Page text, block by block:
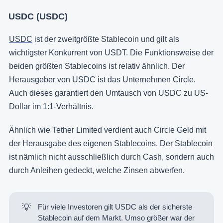
USDC (USDC)
USDC ist der zweitgrößte Stablecoin und gilt als
wichtigster Konkurrent von USDT. Die Funktionsweise der
beiden größten Stablecoins ist relativ ähnlich. Der
Herausgeber von USDC ist das Unternehmen Circle.
Auch dieses garantiert den Umtausch von USDC zu US-
Dollar im 1:1-Verhältnis.
Ähnlich wie Tether Limited verdient auch Circle Geld mit
der Herausgabe des eigenen Stablecoins. Der Stablecoin
ist nämlich nicht ausschließlich durch Cash, sondern auch
durch Anleihen gedeckt, welche Zinsen abwerfen.
💡
Für viele Investoren gilt USDC als der sicherste
Stablecoin auf dem Markt. Umso größer war der